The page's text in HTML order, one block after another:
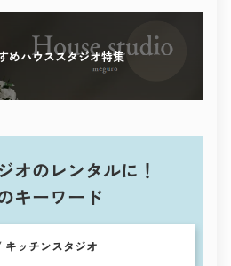
めハウススタジオ特集
オのレンタルに！
キーワード
ッチンスタジオ